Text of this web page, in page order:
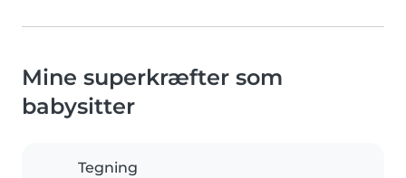
Mine superkræfter som
babysitter
Tegning